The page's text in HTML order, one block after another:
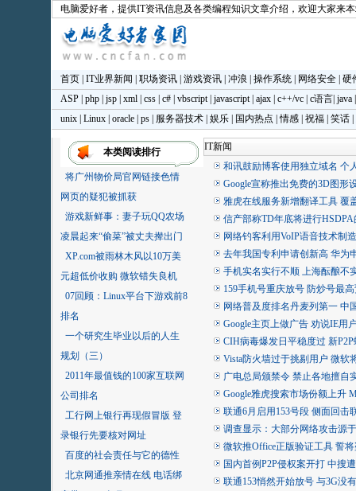
电脑爱好者 ，提供IT资讯信息及各类编程知识文章介绍，欢迎大家来
首页| IT业界新闻 职场资讯| 游戏资讯| 冲浪 操作系统| 网络安全| 硬
ASP| php| jsp| xml| css| c#| vbscript| javascript| ajax| c++/vc| c语言| java
unix| Linux| oracle| ps| 服务器技术| 娱乐| 国内热点 |情感| 祝福| 笑话|
本类阅读排行
将广州物价局官网链接色情
网页的疑犯被抓获
游戏新鲜事：妻子玩QQ农场
凌晨起来“偷菜”被丈夫撵出门
XP.com被雨林木风以10万美
元超低价收购 微软错失良机
07回顾：Linux平台下游戏前8
排名
一个研究生毕业以后的人生
规划（三）
2011年最值钱的100家互联网
公司排名
工行网上银行再现假冒版 登
录银行先要核对网址
百度的社会责任与它的德性
北京网通推亲情在线 电话绑
IT新闻
和讯鼓励博客使用独立域名 个
Google宣称推出免费的3D图形
雅虎在线服务新增翻译工具 覆
信产部称TD年底将进行
网络钓客利用VoIP语音技术制
去年我国专利申请创新高 华为
手机实名实行不顺 上海酝酿不
159手机号重庆放号 防炒号最
网络普及度排名丹麦列第一 中
Google主页上做广告 劝说IE用
CIH病毒爆发日平稳度过 新
Vista防火墙过于挑剔用户 微软
广电总局颁禁令 禁止各地擅自
Google雅虎搜索市场份额上升
联通6月启用153号段 侧面回击
调查显示：大部分网络攻击源
微软推Office正版验证工具 誓
国内首例P2P侵权案开打 中搜
联通153悄然开始放号 与3G没